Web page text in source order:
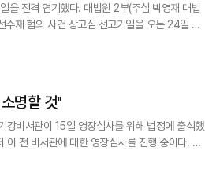
원 2부(주심 박영재 대법
재 혐의 사건 상고심 선고기일을 오는 24일 오
정이었다. 이는 전날 김건희 특
명할 것"
강비서관이 15일 영장심사를 위해 법정에 출석했